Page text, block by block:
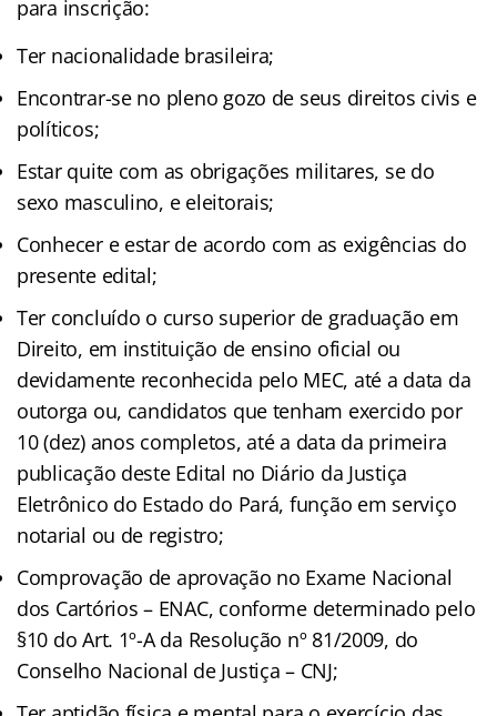
para inscrição:
Ter nacionalidade brasileira;
Encontrar-se no pleno gozo de seus direitos civis e
políticos;
Estar quite com as obrigações militares, se do
sexo masculino, e eleitorais;
Conhecer e estar de acordo com as exigências do
presente edital;
Ter concluído o curso superior de graduação em
Direito, em instituição de ensino oficial ou
devidamente reconhecida pelo MEC, até a data da
outorga ou, candidatos que tenham exercido por
10 (dez) anos completos, até a data da primeira
publicação deste Edital no Diário da Justiça
Eletrônico do Estado do Pará, função em serviço
notarial ou de registro;
Comprovação de aprovação no Exame Nacional
dos Cartórios – ENAC, conforme determinado pelo
§10 do Art. 1º-A da Resolução nº 81/2009, do
Conselho Nacional de Justiça – CNJ;